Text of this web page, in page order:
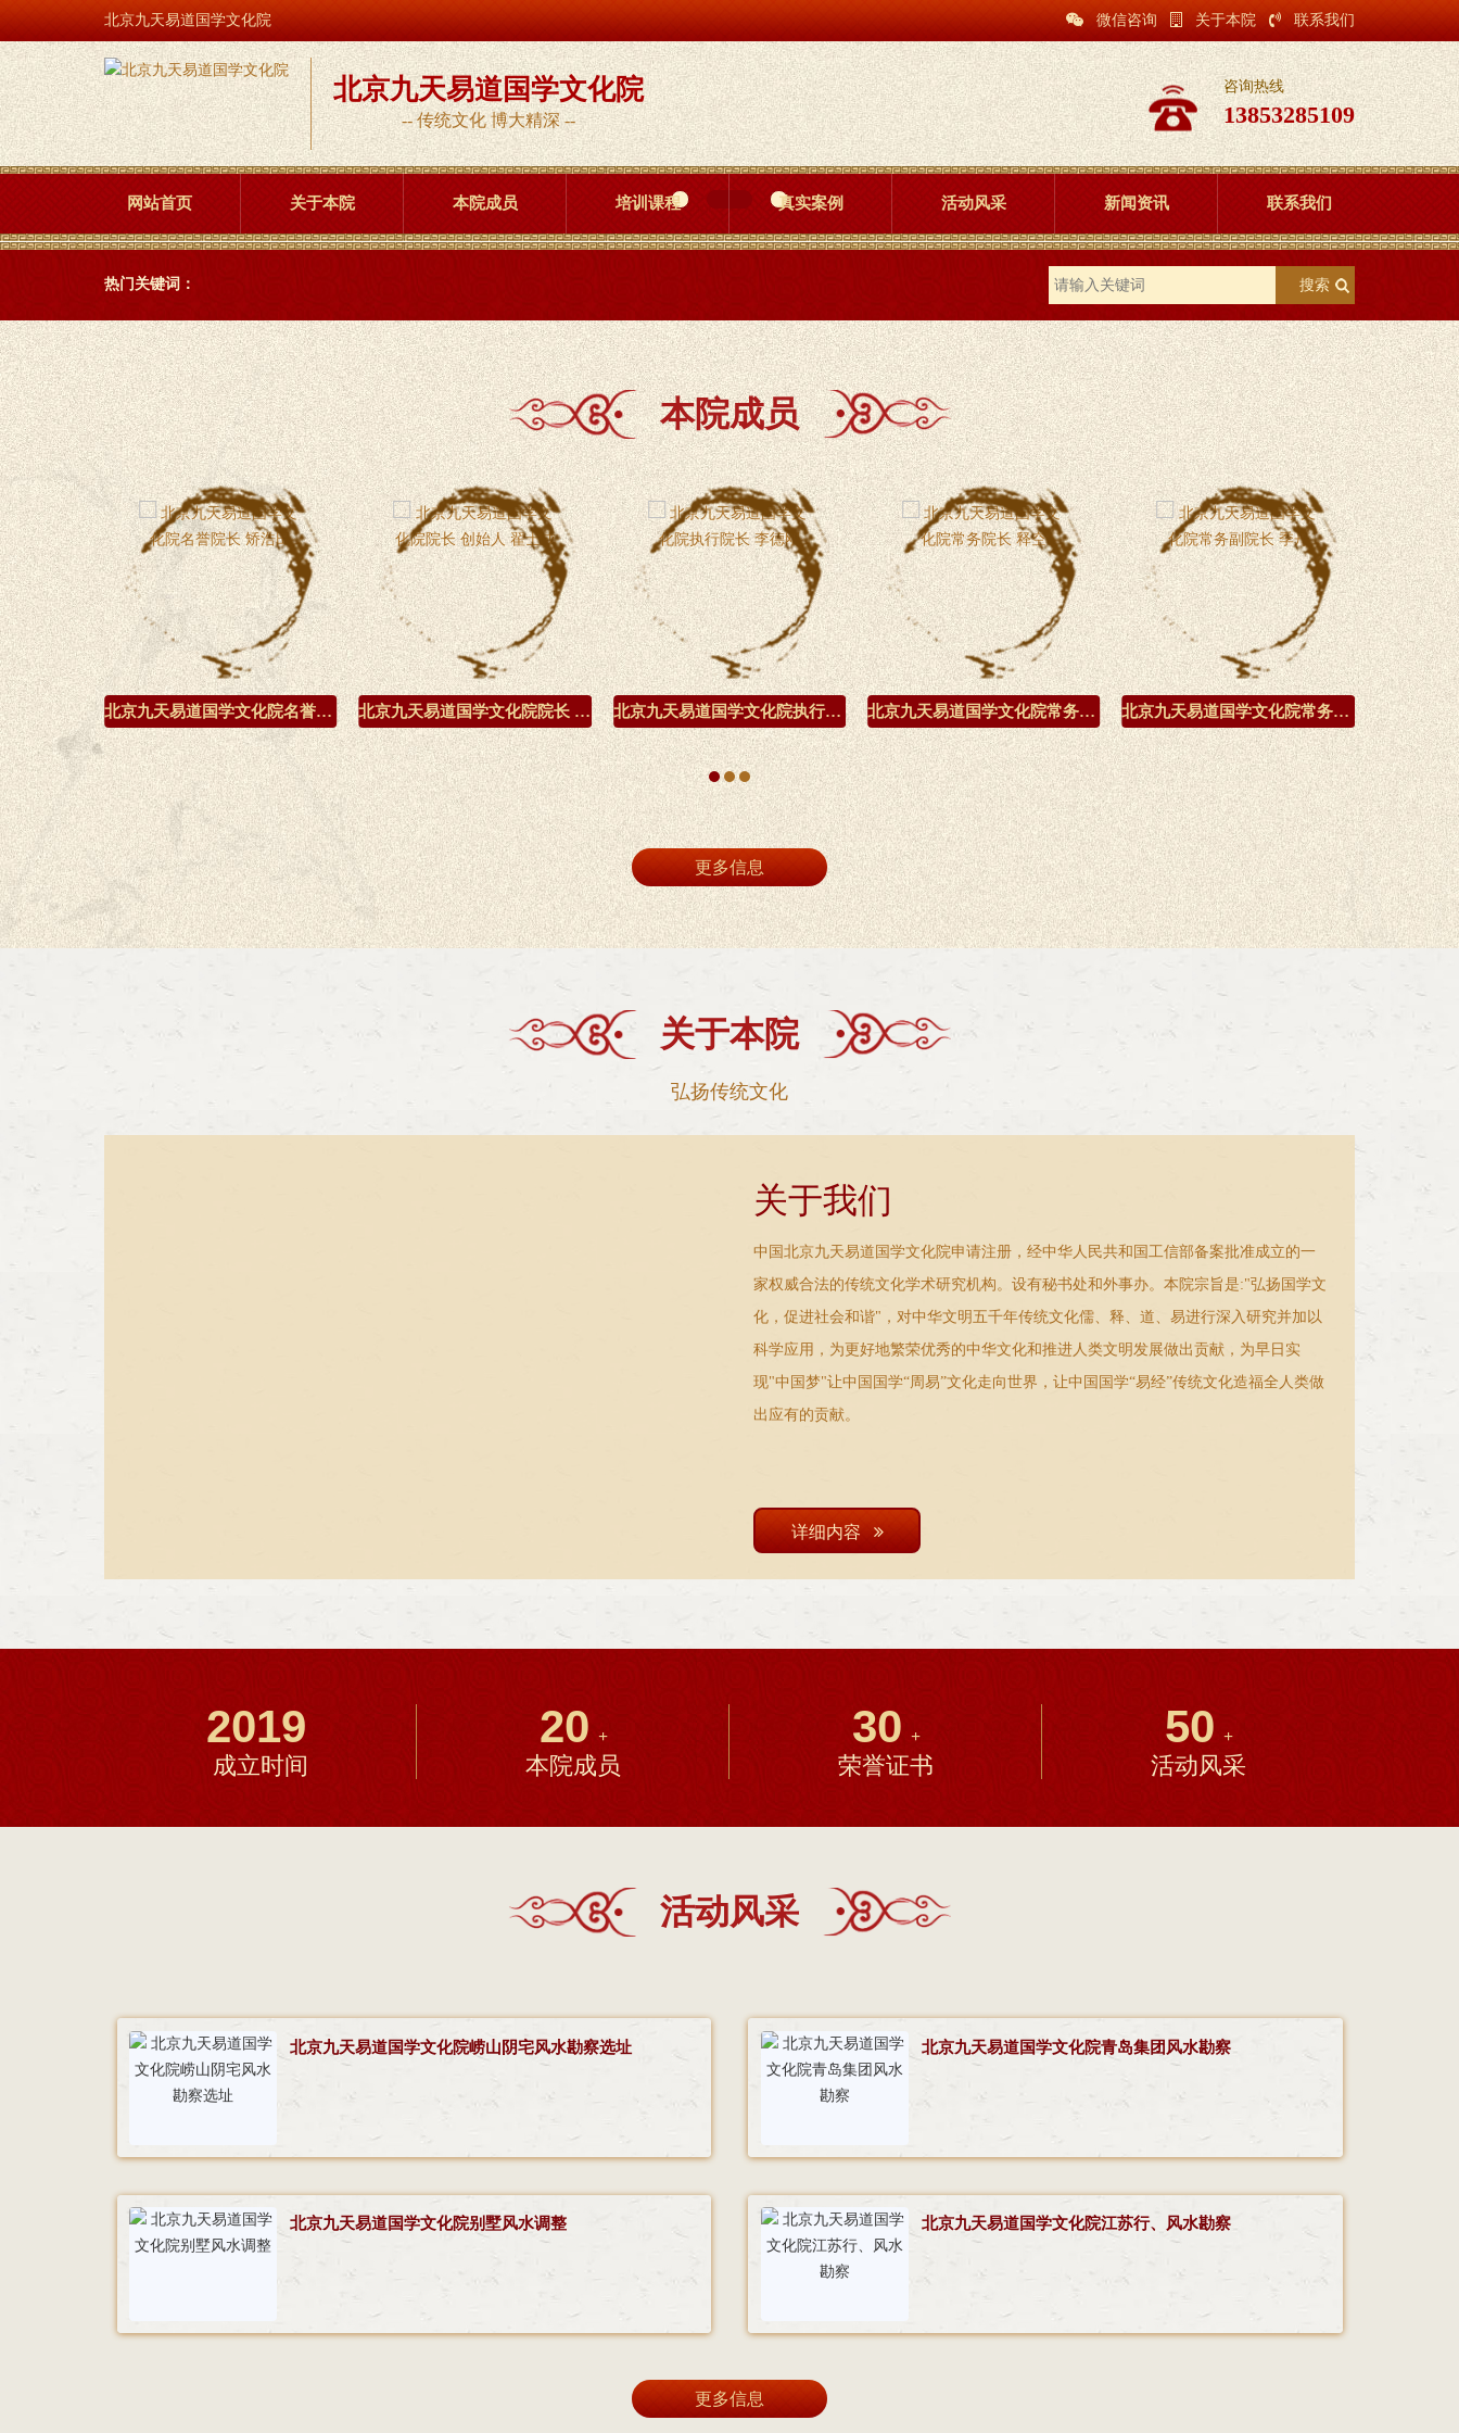
北京九天易道国学文化院 微信咨询 关于本院 联系我们
北京九天易道国学文化院
-- 传统文化 博大精深 --
咨询热线
13853285109
网站首页 关于本院 本院成员 培训课程 真实案例 活动风采 新闻资讯 联系我们
热门关键词： 搜索
本院成员
北京九天易道国学文化院名誉院长 杨瑞宪 北京九天易道国学文化院名誉院长 矫浩田 北京九天易道国学文化院院长 创始人 翟士成 北京九天易道国学文化院执行院长 李德刚 北京九天易道国学文化院常务院长 释空 北京九天易道国学文化院常务副院长 季丹
更多信息
关于本院
弘扬传统文化
关于我们
中国北京九天易道国学文化院申请注册，经中华人民共和国工信部备案批准成立的一
家权威合法的传统文化学术研究机构。设有秘书处和外事办。本院宗旨是:"弘扬国学文
化，促进社会和谐"，对中华文明五千年传统文化儒、释、道、易进行深入研究并加以
科学应用，为更好地繁荣优秀的中华文化和推进人类文明发展做出贡献，为早日实
现"中国梦"让中国国学“周易”文化走向世界，让中国国学“易经”传统文化造福全人类做
出应有的贡献。
详细内容
2019
成立时间
20 +
本院成员
30 +
荣誉证书
50 +
活动风采
活动风采
北京九天易道国学文化院崂山阴宅风水勘察选址 北京九天易道国学文化院青岛集团风水勘察
北京九天易道国学文化院别墅风水调整 北京九天易道国学文化院江苏行、风水勘察
更多信息